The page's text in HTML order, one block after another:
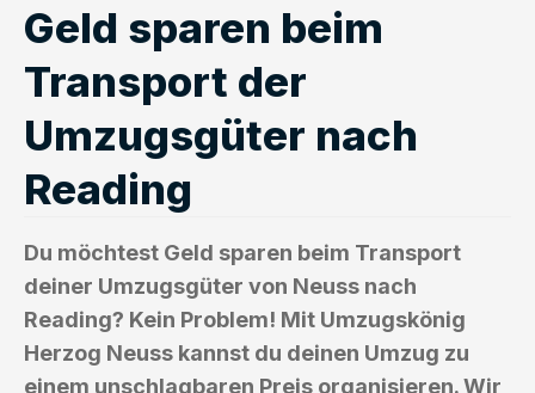
Geld sparen beim
Transport der
Umzugsgüter nach
Reading
Du möchtest Geld sparen beim Transport
deiner Umzugsgüter von Neuss nach
Reading? Kein Problem! Mit Umzugskönig
Herzog Neuss kannst du deinen Umzug zu
einem unschlagbaren Preis organisieren. Wir